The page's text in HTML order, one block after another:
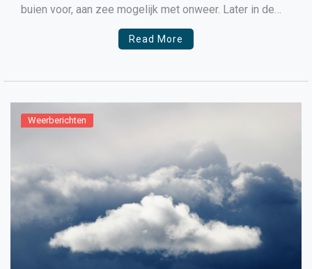
buien voor, aan zee mogelijk met onweer. Later in de
middag en avond is ook landinwaarts een bui mogelijk.
Het wordt ’s middags een graad of 13. De
Read More
Weerberichten